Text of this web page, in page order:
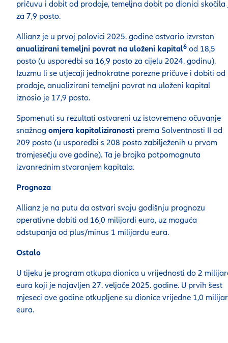
pričuvu i dobit od prodaje, temeljna dobit po dionici skočila
za 7,9 posto.
Allianz je u prvoj polovici 2025. godine ostvario izvrstan
anualizirani temeljni povrat na uloženi kapital6 od 18,5
posto (u usporedbi sa 16,9 posto za cijelu 2024. godinu).
Izuzmu li se utjecaji jednokratne porezne pričuve i dobiti od
prodaje, anualizirani temeljni povrat na uloženi kapital
iznosio je 17,9 posto.
Spomenuti su rezultati ostvareni uz istovremeno očuvanje
snažnog omjera kapitaliziranosti prema Solventnosti II od
209 posto (u usporedbi s 208 posto zabilježenih u prvom
tromjesečju ove godine). Ta je brojka potpomognuta
izvanrednim stvaranjem kapitala.
Prognoza
Allianz je na putu da ostvari svoju godišnju prognozu
operativne dobiti od 16,0 milijardi eura, uz moguća
odstupanja od plus/minus 1 milijardu eura.
Ostalo
U tijeku je program otkupa dionica u vrijednosti do 2
eura koji je najavljen 27. veljače 2025. godine. U prvih šest
mjeseci ove godine otkupljene su dionice vrijedne 1,0
eura.